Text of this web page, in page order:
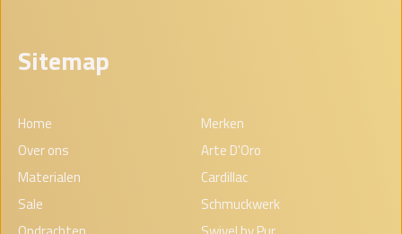
Sitemap
Home
Over ons
Materialen
Sale
Merken
Arte D'Oro
Cardillac
Schmuckwerk